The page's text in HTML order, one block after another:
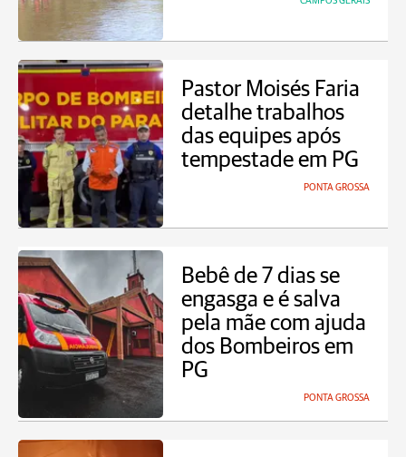
Pastor Moisés Faria
detalhe trabalhos
das equipes após
tempestade em PG
PONTA GROSSA
Bebê de 7 dias se
engasga e é salva
pela mãe com ajuda
dos Bombeiros em
PG
PONTA GROSSA